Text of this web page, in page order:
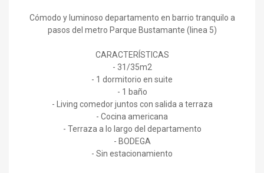
Cómodo y luminoso departamento en barrio tranquilo a
pasos del metro Parque Bustamante (linea 5)
CARACTERÍSTICAS
- 31/35m2
- 1 dormitorio en suite
- 1 baño
- Living comedor juntos con salida a terraza
- Cocina americana
- Terraza a lo largo del departamento
- BODEGA
- Sin estacionamiento